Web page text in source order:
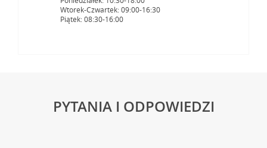
Wtorek-Czwartek: 09:00-16:30
Piątek: 08:30-16:00
PYTANIA I ODPOWIEDZI